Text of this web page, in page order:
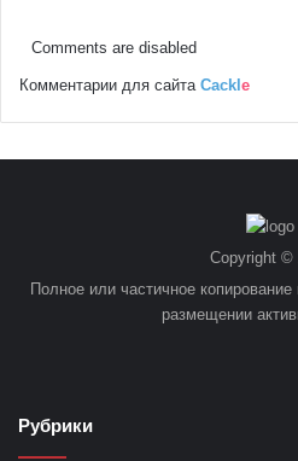
Comments are disabled
Комментарии для сайта Cackl e
Copyright ©
Полное или частичное
размещении
Рубрики